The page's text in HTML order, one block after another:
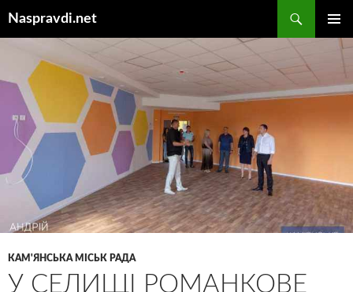
Naspravdi.net
КАМ'ЯНСЬКА МІСЬК РАДА
У СЕЛИЩІ РОМАНКОВЕ